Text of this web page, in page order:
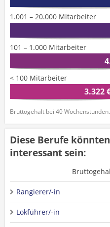
1.001 – 20.000 Mitarbeiter
101 – 1.000 Mitarbeiter
< 100 Mitarbeiter
3.322
Bruttogehalt bei 40 Wochenstunden.
Diese Berufe
interessant sein:
Rangierer/-in
Lokführer/-in